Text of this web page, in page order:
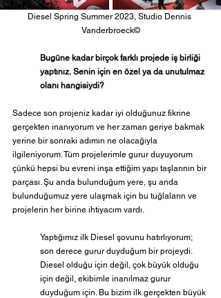
Diesel Spring Summer 2023, Studio Dennis
Vanderbroeck©
Bugüne kadar birçok farklı projede iş birliği
yaptınız. Senin için en özel ya da unutulmaz
olanı hangisiydi?
Sadece son projeniz kadar iyi olduğunuz fikrine
gerçekten inanıyorum ve her zaman geriye bakmak
yerine bir sonraki adımın ne olacağıyla
ilgileniyorum. Tüm projelerimle gurur duyuyorum
çünkü hepsi bu evreni inşa ettiğim yapı taşlarının bir
parçası. Şu anda bulunduğum yere, şu anda
bulunduğumuz yere ulaşmak için bu tuğlaların ve
projelerin her birine ihtiyacım vardı.
Yaptığımız ilk Diesel şovunu hatırlıyorum;
son derece gurur duyduğum bir projeydi.
Diesel olduğu için değil, çok büyük olduğu
için değil, ekibimle inanılmaz gurur
duyduğum için. Bu bizim ilk gerçekten büyük